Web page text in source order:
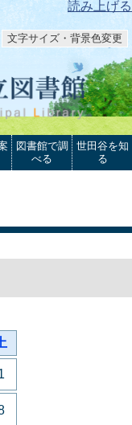
読み上げる
文字サイズ・背景色変更
図書館で調
べる
世田谷を知
る